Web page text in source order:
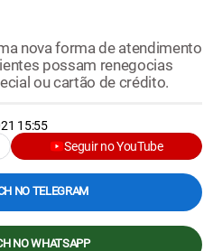
nova forma de atendimento
possam renegocias
ou cartão de crédito.
15:55
Seguir no YouTube
NO TELEGRAM
NO WHATSAPP